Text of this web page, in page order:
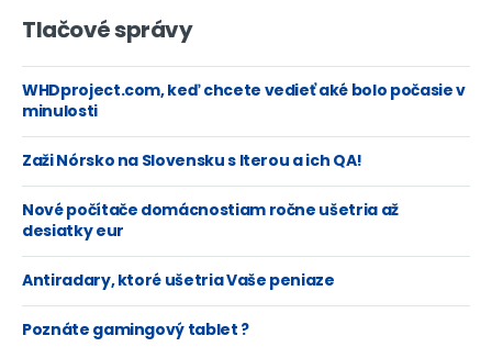
Tlačové správy
WHDproject.com, keď chcete vedieť aké bolo počasie v
minulosti
Zaži Nórsko na Slovensku s Iterou a ich QA!
Nové počítače domácnostiam ročne ušetria až
desiatky eur
Antiradary, ktoré ušetria Vaše peniaze
Poznáte gamingový tablet ?